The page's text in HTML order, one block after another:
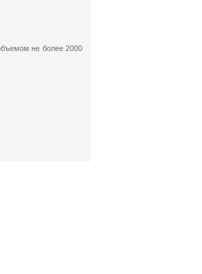
не более 2000